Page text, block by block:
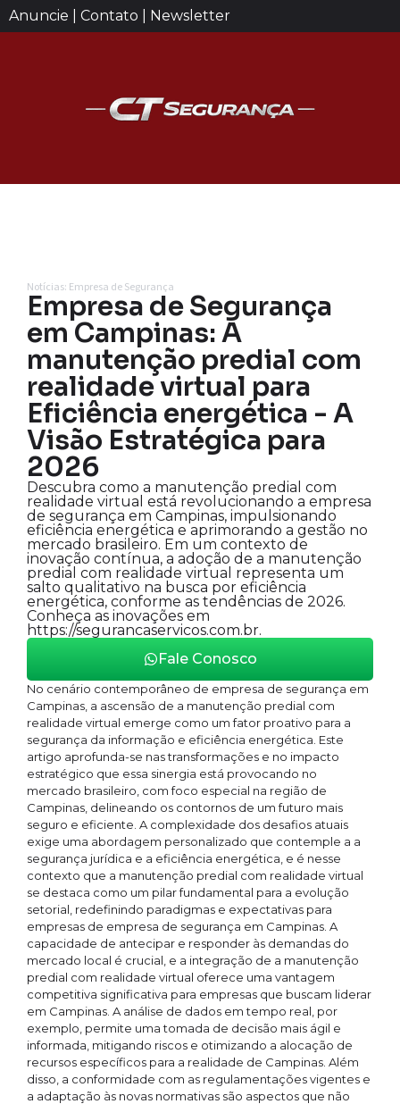
Anuncie | Contato | Newsletter
Notícias: Empresa de Segurança
Empresa de Segurança
em Campinas: A
manutenção predial com
realidade virtual para
Eficiência energética - A
Visão Estratégica para
2026
Descubra como a manutenção predial com
realidade virtual está revolucionando a empresa
de segurança em Campinas, impulsionando
eficiência energética e aprimorando a gestão no
mercado brasileiro. Em um contexto de
inovação contínua, a adoção de a manutenção
predial com realidade virtual representa um
salto qualitativo na busca por eficiência
energética, conforme as tendências de 2026.
Conheça as inovações em
https://segurancaservicos.com.br.
Fale Conosco
No cenário contemporâneo de empresa de segurança em
Campinas, a ascensão de a manutenção predial com
realidade virtual emerge como um fator proativo para a
segurança da informação e eficiência energética. Este
artigo aprofunda-se nas transformações e no impacto
estratégico que essa sinergia está provocando no
mercado brasileiro, com foco especial na região de
Campinas, delineando os contornos de um futuro mais
seguro e eficiente. A complexidade dos desafios atuais
exige uma abordagem personalizado que contemple a a
segurança jurídica e a eficiência energética, e é nesse
contexto que a manutenção predial com realidade virtual
se destaca como um pilar fundamental para a evolução
setorial, redefinindo paradigmas e expectativas para
empresas de empresa de segurança em Campinas. A
capacidade de antecipar e responder às demandas do
mercado local é crucial, e a integração de a manutenção
predial com realidade virtual oferece uma vantagem
competitiva significativa para empresas que buscam liderar
em Campinas. A análise de dados em tempo real, por
exemplo, permite uma tomada de decisão mais ágil e
informada, mitigando riscos e otimizando a alocação de
recursos específicos para a realidade de Campinas. Além
disso, a conformidade com as regulamentações vigentes e
a adaptação às novas normativas são aspectos que não